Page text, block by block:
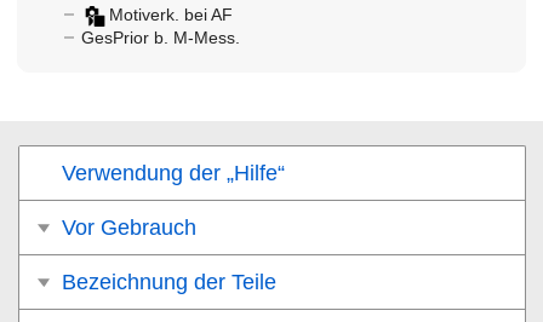
Motiverk. bei AF
GesPrior b. M-Mess.
Verwendung der „Hilfe“
Vor Gebrauch
Bezeichnung der Teile